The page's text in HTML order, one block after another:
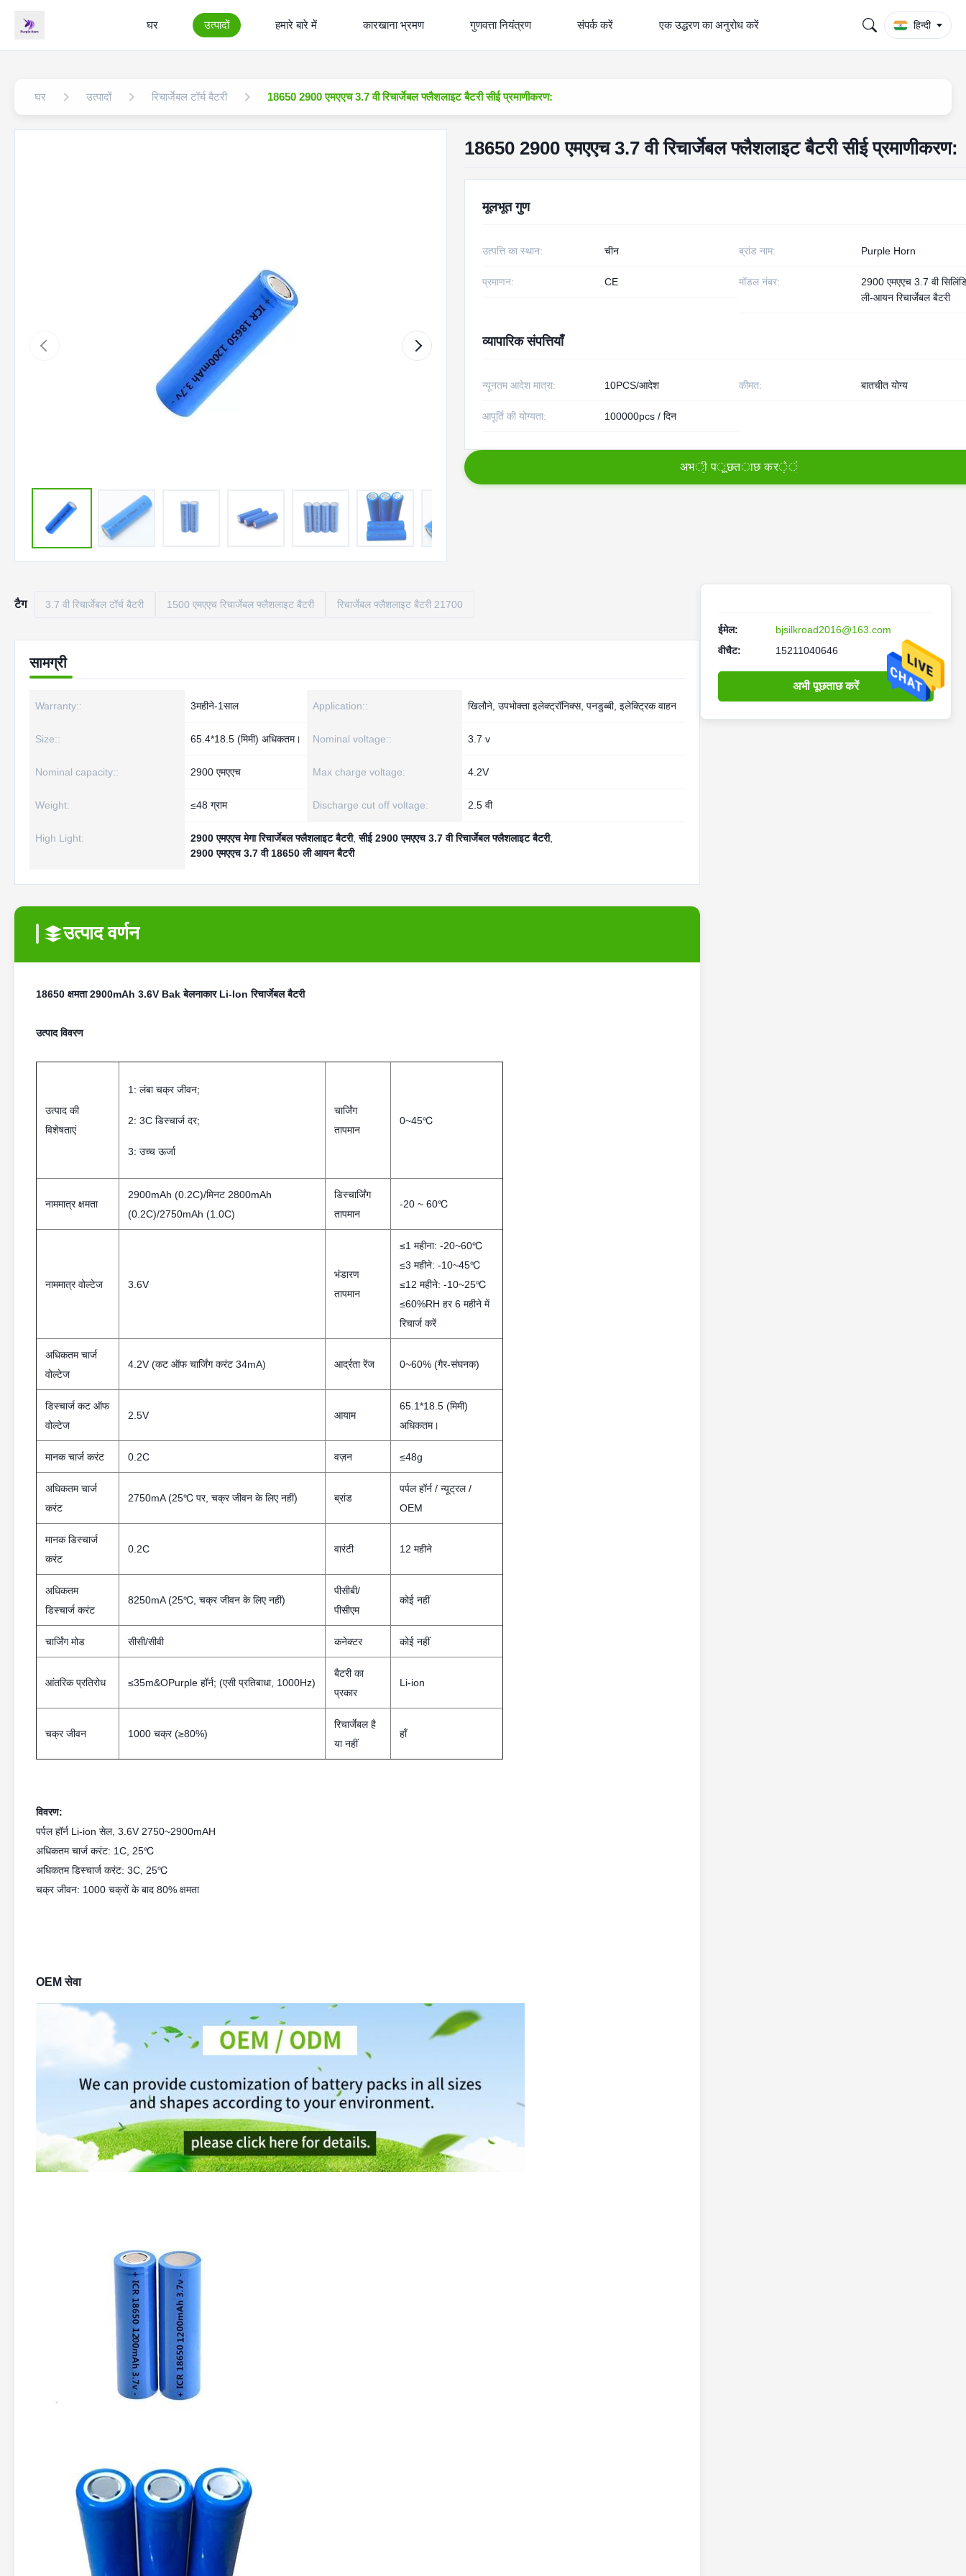
घर उत्पादों हमारे बारे में कारखाना भ्रमण गुणवत्ता नियंत्रण संपर्क करें एक उद्धरण का अनुरोध करें हिन्दी
घर उत्पादों रिचार्जेबल टॉर्च बैटरी 18650 2900 एमएएच 3.7 वी रिचार्जेबल फ्लैशलाइट बैटरी सीई प्रमाणीकरण:
18650 2900 एमएएच 3.7 वी रिचार्जेबल फ्लैशलाइट बैटरी सीई प्रमाणीकरण:
मूलभूत गुण
उत्पत्ति का स्थान: चीन ब्रांड नाम: Purple Horn
प्रमाणन: CE मॉडल नंबर:
2900 एमएएच 3.7 वी
ली-आयन रिचार्जेबल बैटरी
व्यापारिक संपत्तियाँ
न्यूनतम आदेश मात्रा: 10PCS/आदेश कीमत: बातचीत योग्य
आपूर्ति की योग्यता: 100000pcs / दिन
अभी पूछताछ करें
टैग 3.7 वी रिचार्जेबल टॉर्च बैटरी 1500 एमएएच रिचार्जेबल फ्लैशलाइट बैटरी रिचार्जेबल फ्लैशलाइट बैटरी 21700
सामग्री
Warranty:: 3महीने-1साल Application:: खिलौने, उपभोक्ता इलेक्ट्रॉनिक्स, पनडुब्बी, इलेक्ट्रिक वाहन
Size:: 65.4*18.5 (मिमी) अधिकतम। Nominal voltage:: 3.7 v
Nominal capacity:: 2900 एमएएच Max charge voltage: 4.2V
Weight: ≤48 ग्राम Discharge cut off voltage: 2.5 वी
High Light: 2900 एमएएच मेगा रिचार्जेबल फ्लैशलाइट बैटरी,सीई 2900 एमएएच 3.7 वी रिचार्जेबल फ्लैशलाइट बैटरी,
2900 एमएएच 3.7 वी 18650 ली आयन बैटरी
उत्पाद वर्णन
18650 क्षमता 2900mAh 3.6V Bak बेलनाकार Li-Ion रिचार्जेबल बैटरी
उत्पाद विवरण
उत्पाद की
विशेषताएं
1: लंबा चक्र जीवन;
2: 3C डिस्चार्ज दर;
3: उच्च ऊर्जा
चार्जिंग
तापमान
0~45℃
नाममात्र क्षमता
2900mAh (0.2C)/मिनट 2800mAh
(0.2C)/2750mAh (1.0C)
डिस्चार्जिंग
तापमान
-20 ~ 60℃
नाममात्र वोल्टेज 3.6V
भंडारण
तापमान
≤1 महीना: -20~60℃
≤3 महीने: -10~45℃
≤12 महीने: -10~25℃
≤60%RH हर 6 महीने में
रिचार्ज करें
अधिकतम चार्ज
वोल्टेज
4.2V (कट ऑफ चार्जिंग करंट 34mA) आर्द्रता रेंज 0~60% (गैर-संघनक)
डिस्चार्ज कट ऑफ
वोल्टेज
2.5V आयाम
65.1*18.5 (मिमी)
अधिकतम।
मानक चार्ज करंट 0.2C वज़न ≤48g
अधिकतम चार्ज
करंट
2750mA (25℃ पर, चक्र जीवन के लिए नहीं) ब्रांड
पर्पल हॉर्न / न्यूट्रल /
OEM
मानक डिस्चार्ज
करंट
0.2C वारंटी 12 महीने
अधिकतम
डिस्चार्ज करंट
8250mA (25℃, चक्र जीवन के लिए नहीं)
पीसीबी/
पीसीएम
कोई नहीं
चार्जिंग मोड सीसी/सीवी कनेक्टर कोई नहीं
आंतरिक प्रतिरोध ≤35m&OPurple हॉर्न; (एसी प्रतिबाधा, 1000Hz)
बैटरी का
प्रकार
Li-ion
चक्र जीवन 1000 चक्र (≥80%)
रिचार्जेबल है
या नहीं
हाँ
विवरण:
पर्पल हॉर्न Li-ion सेल, 3.6V 2750~2900mAH
अधिकतम चार्ज करंट: 1C, 25℃
अधिकतम डिस्चार्ज करंट: 3C, 25℃
चक्र जीवन: 1000 चक्रों के बाद 80% क्षमता
OEM सेवा
ईमेल:
bjsilkroad2016@163.com
वीचैट:
15211040646
अभी पूछताछ करें